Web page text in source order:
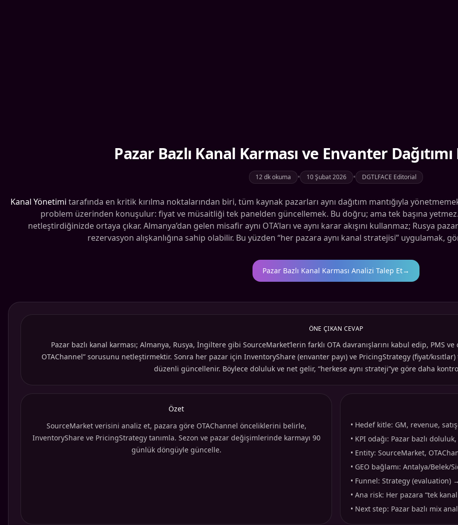
Pazar Bazlı Kanal Karması ve Envanter
12 dk okuma • 10 Şubat 2026 • DGTLFACE Editorial
Kanal Yönetimi tarafında en kritik kırılma noktalarından biri, tüm kaynak pazarları aynı dağıtım mantığıyla
problem üzerinden konuşulur: fiyat ve müsaitliği tek panelden güncellemek. Bu doğru; ama tek başına
netleştirdiğinizde ortaya çıkar. Almanya’dan gelen misafir aynı OTA’ları ve aynı karar akışını kullanmaz; Rusya
rezervasyon alışkanlığına sahip olabilir. Bu yüzden “her pazara aynı kanal stratejisi” uygulamak,
Pazar Bazlı Kanal Karması Analizi Talep Et→
ÖNE ÇIKAN CEVAP
Pazar bazlı kanal karması; Almanya, Rusya, İngiltere gibi SourceMarket’lerin farklı OTA davranışlarını kabul edip,
OTAChannel” sorusunu netleştirmektir. Sonra her pazar için InventoryShare (envanter payı) ve PricingStrategy (fiyat/
düzenli güncellenir. Böylece doluluk ve net gelir, “herkese aynı strateji”ye göre daha
Özet
SourceMarket verisini analiz et, pazara göre OTAChannel önceliklerini belirle,
InventoryShare ve PricingStrategy tanımla. Sezon ve pazar değişimlerinde karmayı 90
günlük döngüyle güncelle.
• Hedef kitle: GM, revenue,
• KPI odağı: Pazar bazlı
• Entity: SourceMarket,
• GEO bağlamı: Antalya/Belek/
• Funnel: Strategy (evaluation)
• Ana risk: Her pazara “tek
• Next step: Pazar bazlı mix